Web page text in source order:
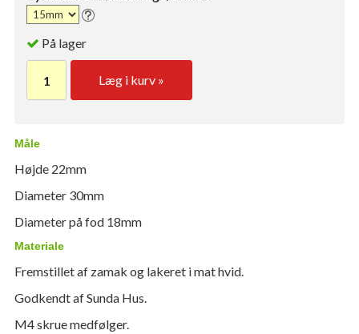
På lager
Læg i kurv »
Måle
Højde 22mm
Diameter 30mm
Diameter på fod 18mm
Materiale
Fremstillet af zamak og lakeret i mat hvid.
Godkendt af Sunda Hus.
M4 skrue medfølger.